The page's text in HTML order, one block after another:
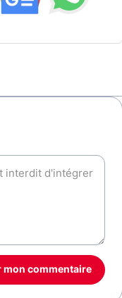
mon commentaire